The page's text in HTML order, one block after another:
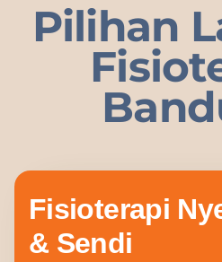
Pilihan
Fisioterapi
& Sendi